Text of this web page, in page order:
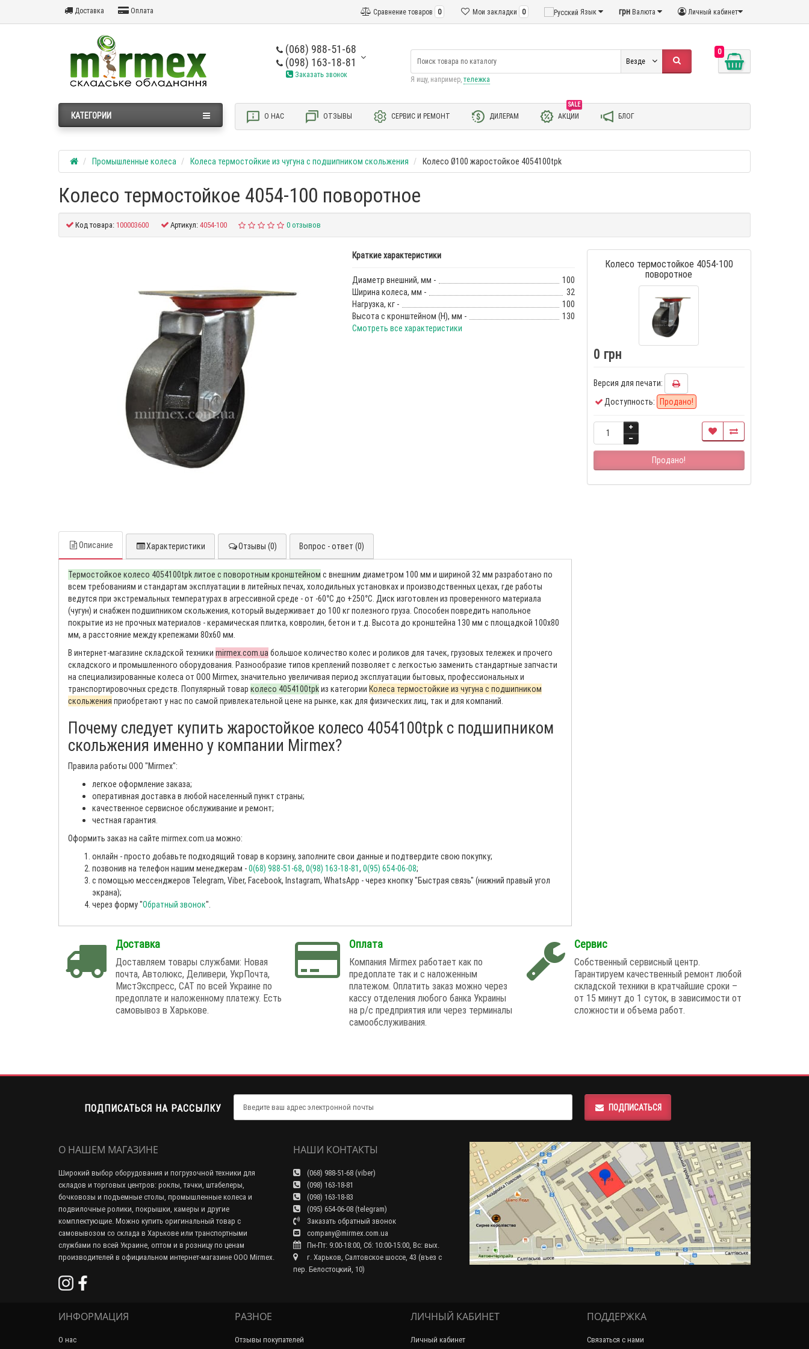
Доставка Оплата Личный кабинет
грн Валюта
Язык
Мои закладки 0
Сравнение товаров 0
(068) 988-51-68
(098) 163-18-81
Заказать звонок
0
Везде
Я ищу, например, тележка
КАТЕГОРИИ О НАС ОТЗЫВЫ СЕРВИС И РЕМОНТ ДИЛЕРАМ
SALE
АКЦИИ БЛОГ
Промышленные колеса Колеса термостойкие из чугуна с подшипником скольжения Колесо Ø100 жаростойкое 4054100tpk
Колесо термостойкое 4054-100 поворотное
Код товара:100003600 Артикул:4054-100 0 отзывов
Краткие характеристики
Диаметр внешний, мм -
100
Ширина колеса, мм -
32
Нагрузка, кг -
100
Высота с кронштейном (Н), мм -
130
Смотреть все характеристики
Колесо термостойкое 4054-100
поворотное
0 грн
Версия для печати:
Доступность:
Продано!
Продано!
Описание Характеристики Отзывы (0) Вопрос - ответ (0)
Термостойкое колесо 4054100tpk литое с поворотным кронштейном с внешним диаметром 100 мм и шириной 32 мм разработано по
всем требованиям и стандартам эксплуатации в литейных печах, холодильных установках и производственных цехах, где работы
ведутся при экстремальных температурах в агрессивной среде - от -60°С до +250°С. Диск изготовлен из проверенного материала
(чугун) и снабжен подшипником скольжения, который выдерживает до 100 кг полезного груза. Способен повредить напольное
покрытие из не прочных материалов - керамическая плитка, ковролин, бетон и т.д. Высота до кронштейна 130 мм с площадкой 100х80
мм, а расстояние между крепежами 80х60 мм.
В интернет-магазине складской техники mirmex.com.ua большое количество колес и роликов для тачек, грузовых тележек и прочего
складского и промышленного оборудования. Разнообразие типов креплений позволяет с легкостью заменить стандартные запчасти
на специализированные колеса от ООО Mirmex, значительно увеличивая период эксплуатации бытовых, профессиональных и
транспортировочных средств. Популярный товар колесо 4054100tpkиз категории Колеса термостойкие из чугуна с подшипником
скольжения приобретают у нас по самой привлекательной цене на рынке, как для физических лиц, так и для компаний.
Почему следует купить жаростойкое колесо 4054100tpk с подшипником
скольжения именно у компании Mirmex?
Правила работы ООО "Mirmex":
легкое оформление заказа;
оперативная доставка в любой населенный пункт страны;
качественное сервисное обслуживание и ремонт;
честная гарантия.
Оформить заказ на сайте mirmex.com.ua можно:
онлайн - просто добавьте подходящий товар в корзину, заполните свои данные и подтвердите свою покупку;
позвонив на телефон нашим менеджерам -0(68) 988-51-68, 0(98) 163-18-81, 0(95) 654-06-08;
с помощью мессенджеров Telegram, Viber, Facebook, Instagram, WhatsApp - через кнопку "Быстрая связь" (нижний правый угол
экрана);
через форму "Обратный звонок".
Доставка
Доставляем товары службами: Новая
почта, Автолюкс, Деливери, УкрПочта,
МистЭкспресс, САТ по всей Украине по
предоплате и наложенному платежу. Есть
самовывоз в Харькове.
Оплата
Компания Mirmex работает как по
предоплате так и с наложенным
платежом. Оплатить заказ можно через
кассу отделения любого банка Украины
на р/с предприятия или через терминалы
самообслуживания.
Сервис
Собственный сервисный центр.
Гарантируем качественный ремонт любой
складской техники в кратчайшие сроки –
от 15 минут до 1 суток, в зависимости от
сложности и объема работ.
ПОДПИСАТЬСЯ НА РАССЫЛКУ ПОДПИСАТЬСЯ
О НАШЕМ МАГАЗИНЕ
Широкий выбор оборудования и погрузочной техники для
складов и торговых центров: роклы, тачки, штабелеры,
бочковозы и подъемные столы, промышленные колеса и
подвилочные ролики, покрышки, камеры и другие
комплектующие. Можно купить оригинальный товар с
самовывозом со склада в Харькове или транспортными
службами по всей Украине, оптом и в розницу по ценам
производителей в официальном интернет-магазине ООО Mirmex.
НАШИ КОНТАКТЫ
(068) 988-51-68 (viber)
(098) 163-18-81
(098) 163-18-83
(095) 654-06-08 (telegram)
Заказать обратный звонок
company@mirmex.com.ua
Пн-Пт: 9:00-18:00, Сб: 10:00-15:00, Вс: вых.
г. Харьков, Салтовское шоссе, 43 (въез с
пер. Белостоцкий, 10)
ИНФОРМАЦИЯ
О нас
РАЗНОЕ
Отзывы покупателей
ЛИЧНЫЙ КАБИНЕТ
Личный кабинет
ПОДДЕРЖКА
Связаться с нами